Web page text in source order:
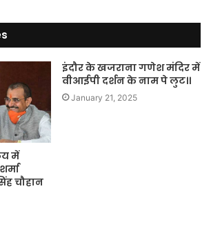
में
चौहान
इंदौर के खजराना गणेश मंदिर में
वीआईपी दर्शन के नाम पे लुट।।
January 21, 2025